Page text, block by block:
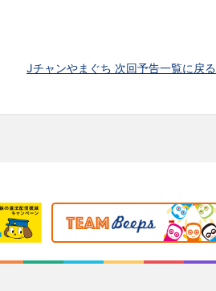
Jチャンやまぐち 次回予告一覧に戻る